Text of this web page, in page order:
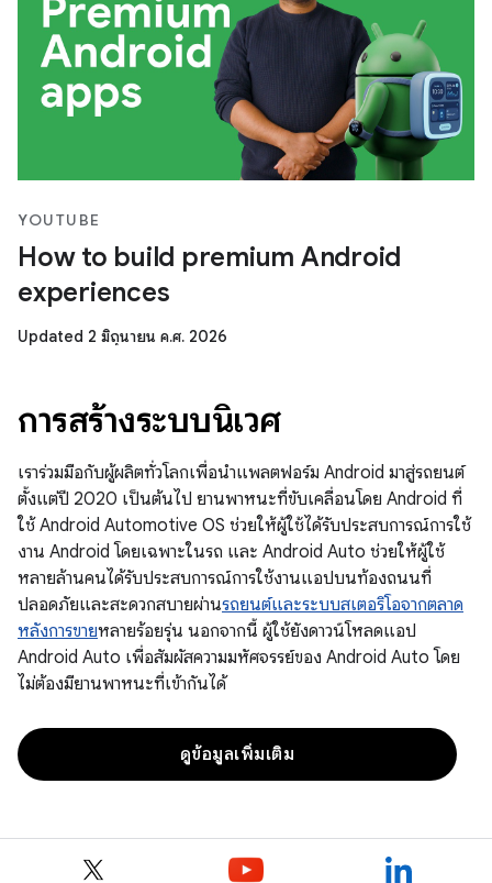
YOUTUBE
How to build premium Android
experiences
Updated 2 มิถุนายน ค.ศ. 2026
การสร้างระบบนิเวศ
เราร่วมมือกับผู้ผลิตทั่วโลกเพื่อนำแพลตฟอร์ม Android มาสู่รถยนต์
ตั้งแต่ปี 2020 เป็นต้นไป ยานพาหนะที่ขับเคลื่อนโดย Android ที่
ใช้ Android Automotive OS ช่วยให้ผู้ใช้ได้รับประสบการณ์การใช้
งาน Android โดยเฉพาะในรถ และ Android Auto ช่วยให้ผู้ใช้
หลายล้านคนได้รับประสบการณ์การใช้งานแอปบนท้องถนนที่
ปลอดภัยและสะดวกสบายผ่านรถยนต์และระบบสเตอริโอจากตลาด
หลังการขายหลายร้อยรุ่น นอกจากนี้ ผู้ใช้ยังดาวน์โหลดแอป
Android Auto เพื่อสัมผัสความมหัศจรรย์ของ Android Auto โดย
ไม่ต้องมียานพาหนะที่เข้ากันได้
ดูข้อมูลเพิ่มเติม